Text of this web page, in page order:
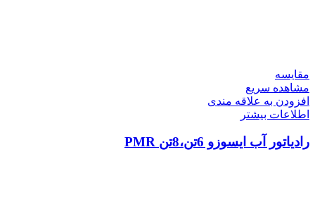
مقایسه
مشاهده سریع
افزودن به علاقه مندی
اطلاعات بیشتر
رادیاتور آب ایسوزو 6تن،8تن PMR